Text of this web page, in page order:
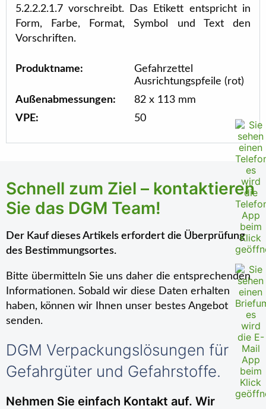
5.2.2.2.1.7 vorschreibt. Das Etikett entspricht in
Form, Farbe, Format, Symbol und Text den
Vorschriften.
Produktname:
Gefahrzettel
Ausrichtungspfeile (rot)
Außenabmessungen:
82 x 113 mm
VPE:
50
Schnell zum Ziel – kontaktieren
Sie das DGM Team!
Der Kauf dieses Artikels erfordert die Überprüfung
des Bestimmungsortes.
Bitte übermitteln Sie uns daher die entsprechenden
Informationen. Sobald wir diese Daten erhalten
haben, können wir Ihnen unser bestes Angebot
senden.
DGM Verpackungslösungen für
Gefahrgüter und Gefahrstoffe.
Nehmen Sie einfach Kontakt auf. Wir